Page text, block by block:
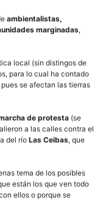
ambientalistas,
marginadas,
local (sin distingos de
para lo cual ha contado
se afectan las tierras
de protesta (se
a las calles contra el
del río Las Ceibas, que
tema de los posibles
están los que ven todo
ellos o porque se